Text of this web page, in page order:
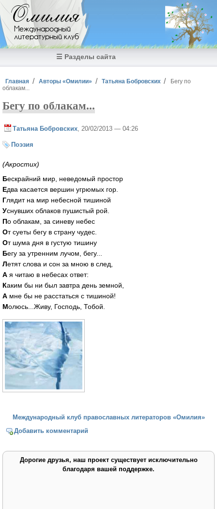
Перейти к основному содержанию
Омилия
Международный
литературный клуб
☰ Разделы сайта
Вы здесь
Главная Авторы «Омилии» Татьяна Бобровских
Бегу по
облакам...
Бегу по облакам...
Татьяна Бобровских , 20/02/2013 — 04:26
Поэзия
(Акростих)
Бескрайний мир, неведомый простор
Едва касается вершин угрюмых гор.
Глядит на мир небесной тишиной
Уснувших облаков пушистый рой.
По облакам, за синеву небес
От суеты бегу в страну чудес.
От шума дня в густую тишину
Бегу за утренним лучом, бегу...
Летят слова и сон за мною в след,
А я читаю в небесах ответ:
Каким бы ни был завтра день земной,
А мне бы не расстаться с тишиной!
Молюсь...Живу, Господь, Тобой.
Международный клуб православных литераторов «Омилия»
Добавить комментарий
Дорогие друзья, наш проект существует исключительно
благодаря вашей поддержке.